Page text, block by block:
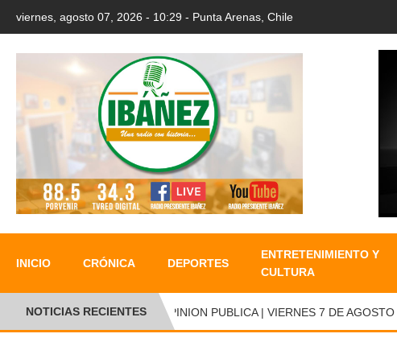
viernes, agosto 07, 2026 - 10:29 - Punta Arenas, Chile
INICIO CRÓNICA DEPORTES
ENTRETENIMIENTO Y
CULTURA
NOTICIAS RECIENTESOPINION PUBLICA | VIERNES 7 DE AGOSTO